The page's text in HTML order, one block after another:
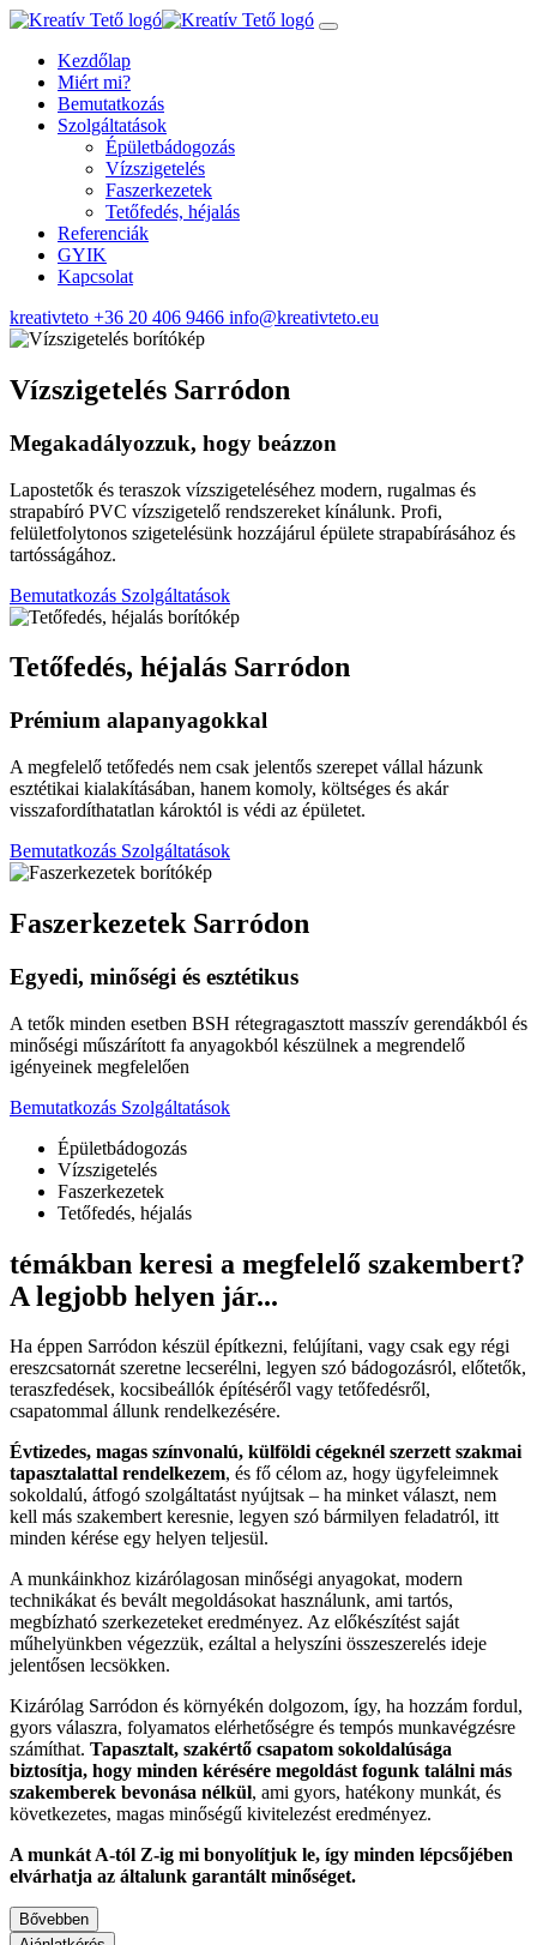
Kezdőlap
Miért mi?
Bemutatkozás
Szolgáltatások
Épületbádogozás
Vízszigetelés
Faszerkezetek
Tetőfedés, héjalás
Referenciák
GYIK
Kapcsolat
kreativteto +36 20 406 9466 info@kreativteto.eu
Vízszigetelés Sarródon
Megakadályozzuk, hogy beázzon
Lapostetők és teraszok vízszigeteléséhez modern, rugalmas és
strapabíró PVC vízszigetelő rendszereket kínálunk. Profi,
felületfolytonos szigetelésünk hozzájárul épülete strapabírásához és
tartósságához.
Bemutatkozás Szolgáltatások
Tetőfedés, héjalás Sarródon
Prémium alapanyagokkal
A megfelelő tetőfedés nem csak jelentős szerepet vállal házunk
esztétikai kialakításában, hanem komoly, költséges és akár
visszafordíthatatlan károktól is védi az épületet.
Bemutatkozás Szolgáltatások
Faszerkezetek Sarródon
Egyedi, minőségi és esztétikus
A tetők minden esetben BSH rétegragasztott masszív gerendákból és
minőségi műszárított fa anyagokból készülnek a megrendelő
igényeinek megfelelően
Bemutatkozás Szolgáltatások
Épületbádogozás
Vízszigetelés
Faszerkezetek
Tetőfedés, héjalás
témákban keresi a megfelelő szakembert?
A legjobb helyen jár...
Ha éppen Sarródon készül építkezni, felújítani, vagy csak egy régi
ereszcsatornát szeretne lecserélni, legyen szó bádogozásról, előtetők,
teraszfedések, kocsibeállók építéséről vagy tetőfedésről,
csapatommal állunk rendelkezésére.
Évtizedes, magas színvonalú, külföldi cégeknél szerzett szakmai
tapasztalattal rendelkezem, és fő célom az, hogy ügyfeleimnek
sokoldalú, átfogó szolgáltatást nyújtsak – ha minket választ, nem
kell más szakembert keresnie, legyen szó bármilyen feladatról, itt
minden kérése egy helyen teljesül.
A munkáinkhoz kizárólagosan minőségi anyagokat, modern
technikákat és bevált megoldásokat használunk, ami tartós,
megbízható szerkezeteket eredményez. Az előkészítést saját
műhelyünkben végezzük, ezáltal a helyszíni összeszerelés ideje
jelentősen lecsökken.
Kizárólag Sarródon és környékén dolgozom, így, ha hozzám fordul,
gyors válaszra, folyamatos elérhetőségre és tempós munkavégzésre
számíthat. Tapasztalt, szakértő csapatom sokoldalúsága
biztosítja, hogy minden kérésére megoldást fogunk találni más
szakemberek bevonása nélkül, ami gyors, hatékony munkát, és
következetes, magas minőségű kivitelezést eredményez.
A munkát A-tól Z-ig mi bonyolítjuk le, így minden lépcsőjében
elvárhatja az általunk garantált minőséget.
Bővebben